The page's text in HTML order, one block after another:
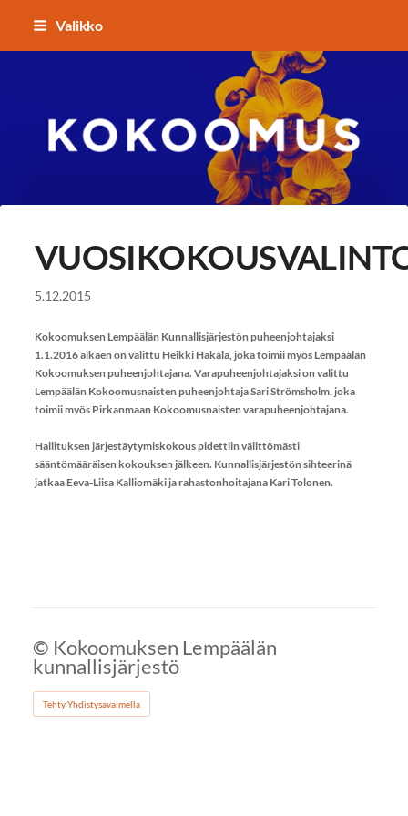
Siirry
sisältöön
Valikko
Kokoomuksen
5.12.2015
Kokoomuksen Lempäälän Kunnallisjärjestön puheenjohtajaksi
1.1.2016 alkaen on valittu Heikki Hakala, joka toimii myös Lempäälän
Kokoomuksen puheenjohtajana. Varapuheenjohtajaksi on valittu
Lempäälän Kokoomusnaisten puheenjohtaja Sari Strömsholm, joka
toimii myös Pirkanmaan Kokoomusnaisten varapuheenjohtajana.
Hallituksen järjestäytymiskokous pidettiin välittömästi
sääntömääräisen kokouksen jälkeen. Kunnallisjärjestön sihteerinä
jatkaa Eeva-Liisa Kalliomäki ja rahastonhoitajana Kari Tolonen.
© Kokoomuksen Lempäälän
kunnallisjärjestö
Tehty Yhdistysavaimella